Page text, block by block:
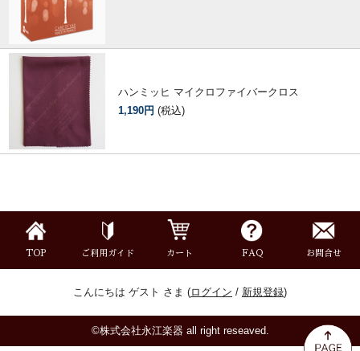
ハンミッヒ マイクロファイバークロス
1,190円 (税込)
TOP ご利用ガイド カート FAQ お問合せ
こんにちは ゲスト さま (ログイン / 新規登録)
©株式会社永江楽器 all right reseaved.